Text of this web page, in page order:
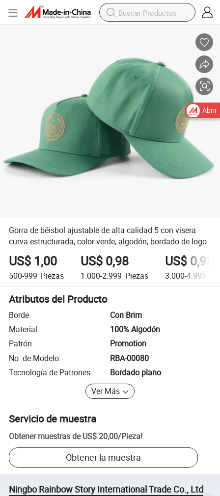
Gorra de béisbol ajustable de alta calidad 5 con visera
curva estructurada, color verde, algodón, bordado de logo
US$ 1,00
500-999 Piezas
US$ 0,98
1.000-2.999 Piezas
US$ 0,95
3.000-4.999
Atributos del Producto
Borde
Con Brim
Material
100% Algodón
Patrón
Promotion
No. de Modelo.
RBA-00080
Tecnología de Patrones
Bordado plano
Ver Más
Servicio de muestra
Obtener muestras de US$ 20,00/Pieza!
Obtener la muestra
Ningbo Rainbow Story International Trade Co., Ltd
Abrir